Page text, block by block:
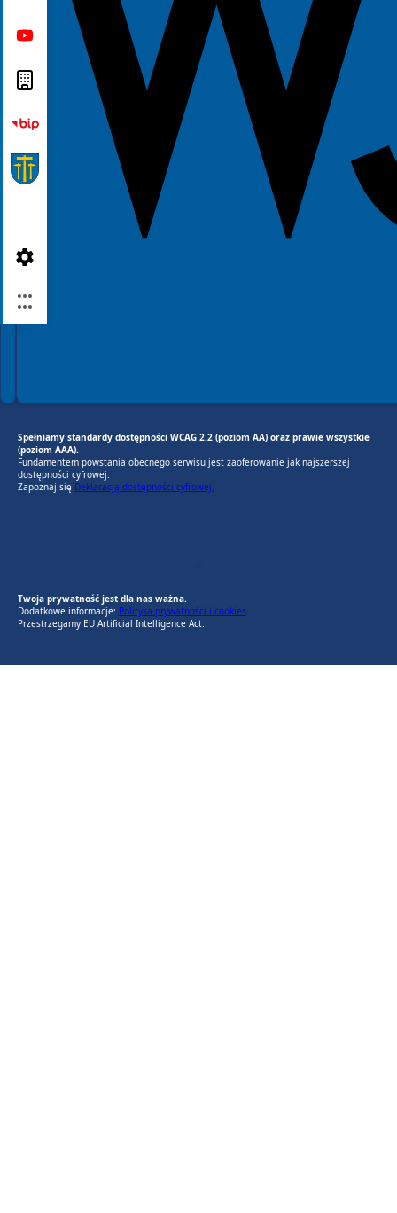
Spełniamy standardy dostępności WCAG 2.2 (poziom AA) oraz prawie wszystkie
(poziom AAA).
Fundamentem powstania obecnego serwisu jest zaoferowanie jak najszerszej
dostępności cyfrowej.
Zapoznaj się Deklaracją dostępności cyfrowej.
Twoja prywatność jest dla nas ważna.
Dodatkowe informacje: Polityka prywatności i cookies
Przestrzegamy EU Artificial Intelligence Act.